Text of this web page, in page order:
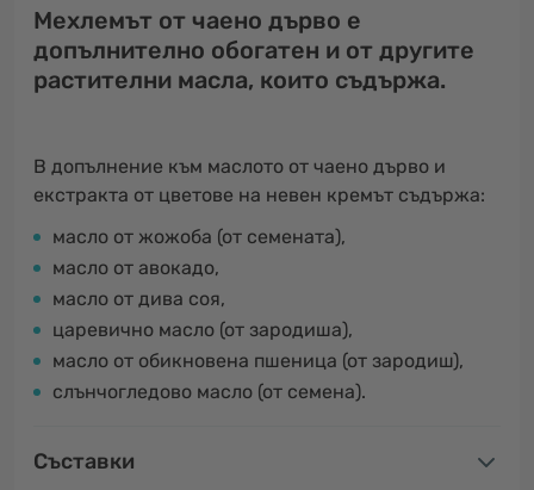
Мехлемът от чаено дърво е
допълнително обогатен и от другите
растителни масла, които съдържа.
В допълнение към маслото от чаено дърво и
екстракта от цветове на невен кремът съдържа:
масло от жожоба (от семената),
масло от авокадо,
масло от дива соя,
царевично масло (от зародиша),
масло от обикновена пшеница (от зародиш),
слънчогледово масло (от семена).
Съставки